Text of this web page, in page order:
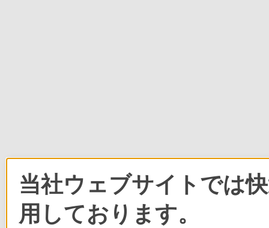
当社ウェブサイトでは
用しております。